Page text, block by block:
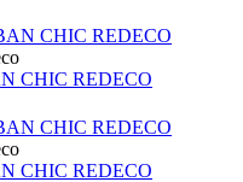
CHIC REDECO
CHIC REDECO